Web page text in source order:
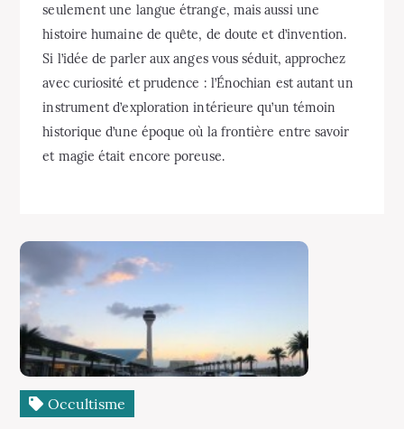
seulement une langue étrange, mais aussi une
histoire humaine de quête, de doute et d’invention.
Si l’idée de parler aux anges vous séduit, approchez
avec curiosité et prudence : l’Énochian est autant un
instrument d’exploration intérieure qu’un témoin
historique d’une époque où la frontière entre savoir
et magie était encore poreuse.
Occultisme